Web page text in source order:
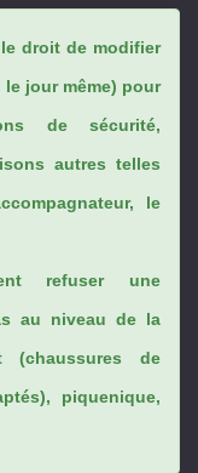
droit de modifier
jour même) pour
de sécurité,
autres telles
le
refuser une
au niveau de la
(chaussures de
piquenique,